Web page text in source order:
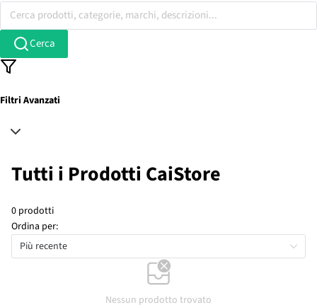
Cerca prodotti, categorie, marchi, descrizioni...
Cerca
Filtri Avanzati
Tutti i Prodotti CaiStore
0 prodotti
Ordina per:
Più recente
Nessun prodotto trovato